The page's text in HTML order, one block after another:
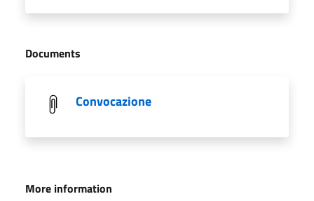
Documents
Convocazione
More information